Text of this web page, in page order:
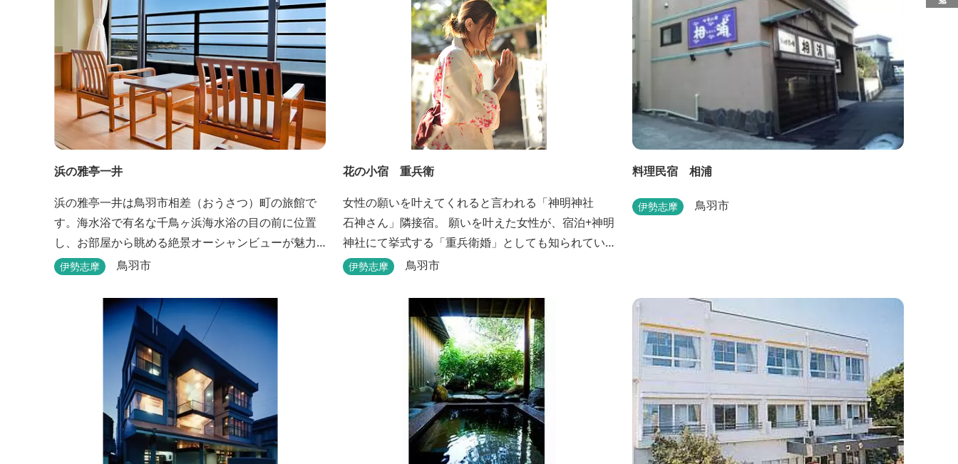
浜の雅亭一井
浜の雅亭一井は鳥羽市相差（おうさつ）町の旅館で
す。海水浴で有名な千鳥ヶ浜海水浴の目の前に位置
し、お部屋から眺める絶景オーシャンビューが魅力
の宿です。 宿のコンセプトは「しあわせの海へ、よ
平洋に面したみなと町。相差の海は、おいしい海産
物、海女さん、美しい千鳥ヶ浜、海に浮く富士山、
水平線に昇る朝陽といった自然に恵まれた「しあわ
せの海」です。...
伊勢志摩 鳥羽市
花の小宿 重兵衛
女性の願いを叶えてくれると言われる「神明神社
石神さん」隣接宿。 願いを叶えた女性が、宿泊+神明
神社にて挙式する「重兵衛婚」としても知られてい
ます。 和モダンに設えたお洒落な空間が女性に人
伊勢志摩 鳥羽市
料理民宿 相浦
伊勢志摩 鳥羽市